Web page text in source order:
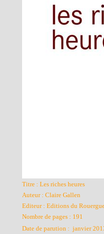
Titre : Les riches heures
Auteur : Claire Gallen
Editeur : Editions du
Nombre de pages : 191
Date de parution : janvier